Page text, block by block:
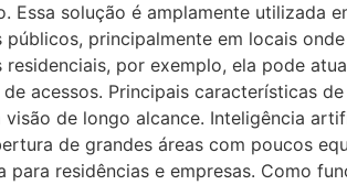
Essa solução é amplamente utilizada
públicos, principalmente em locais
residenciais, por exemplo, ela pode
acessos. Principais características
de longo alcance. Inteligência
de grandes áreas com poucos
para residências e empresas. Como